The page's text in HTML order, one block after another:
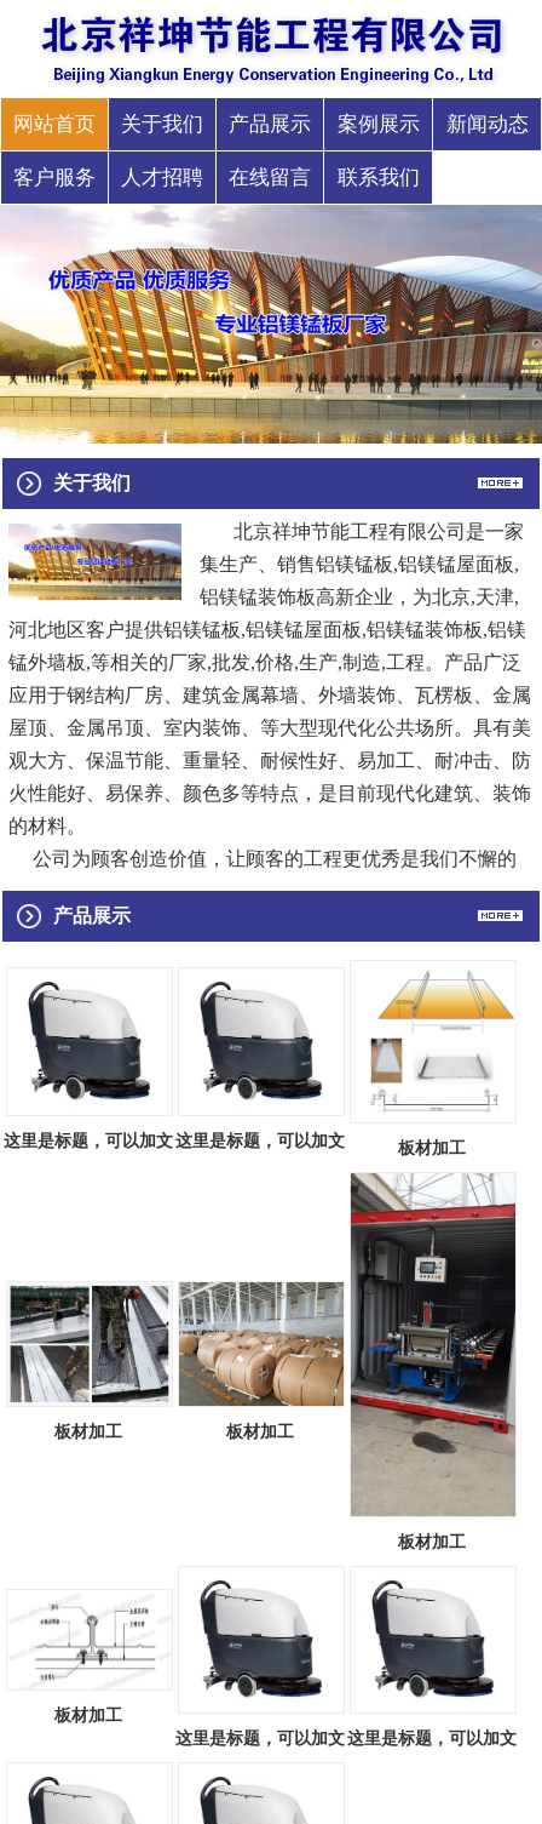
网站首页 关于我们 产品展示 案例展示 新闻动态
客户服务 人才招聘 在线留言 联系我们
关于我们
北京祥坤节能工程有限公司是一家
集生产、销售铝镁锰板,铝镁锰屋面板,
铝镁锰装饰板高新企业，为北京,天津,
河北地区客户提供铝镁锰板,铝镁锰屋面板,铝镁锰装饰板,铝镁
锰外墙板,等相关的厂家,批发,价格,生产,制造,工程。产品广泛
应用于钢结构厂房、建筑金属幕墙、外墙装饰、瓦楞板、金属
屋顶、金属吊顶、室内装饰、等大型现代化公共场所。具有美
观大方、保温节能、重量轻、耐候性好、易加工、耐冲击、防
火性能好、易保养、颜色多等特点，是目前现代化建筑、装饰
的材料。
公司为顾客创造价值，让顾客的工程更优秀是我们不懈的
追求，视产品质量为生命，诚信创新，追求与顾客、员工、社
会的共赢，在机遇和挑战中不断发展，祥坤正向着更高、更
...[查看详情]
产品展示
这里是标题，可以加文这里是标题，可以加文
板材加工
板材加工 板材加工
板材加工
板材加工
这里是标题，可以加文
字793421425
这里是标题，可以加文